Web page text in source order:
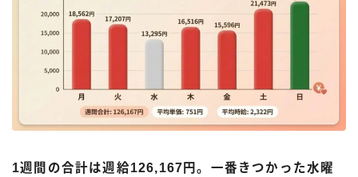
1週間の合計は週給126,167円。一番きつかった水曜